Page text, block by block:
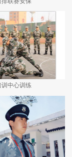
训中心训练